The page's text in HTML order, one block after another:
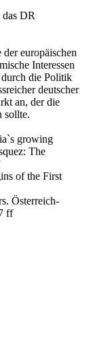
das DR
europäischen
Interessen
durch die Politik
deutscher
an, der die
sollte.
growing
The
of the First
Österreich-
ff